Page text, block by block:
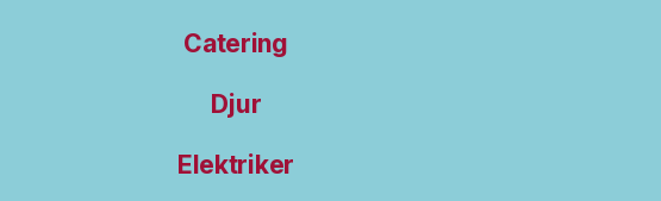
Catering
Djur
Elektriker